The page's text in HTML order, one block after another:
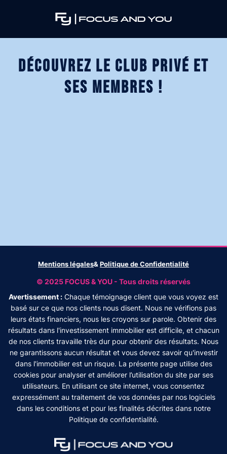
Découvrez le club privé et
ses membres !
Mentions légales&Politique de Confidentialité
© 2025 FOCUS & YOU - Tous droits réservés
Avertissement : Chaque témoignage client que vous voyez est
basé sur ce que nos clients nous disent. Nous ne vérifions pas
leurs états financiers, nous les croyons sur parole. Obtenir des
résultats dans l'investissement immobilier est difficile, et chacun
de nos clients travaille très dur pour obtenir des résultats. Nous
ne garantissons aucun résultat et vous devez savoir qu'investir
dans l'immobilier est un risque. La présente page utilise des
cookies pour analyser et améliorer l’utilisation du site par ses
utilisateurs. En utilisant ce site internet, vous consentez
expressément au traitement de vos données par nos logiciels
dans les conditions et pour les finalités décrites dans notre
Politique de confidentialité.